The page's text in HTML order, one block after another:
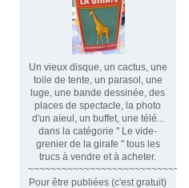
Un vieux disque, un cactus, une
toile de tente, un parasol, une
luge, une bande dessinée, des
places de spectacle, la photo
d'un aïeul, un buffet, une télé...
dans la catégorie " Le vide-
grenier de la girafe " tous les
trucs à vendre et à acheter.
Pour être publiées (c'est gratuit)